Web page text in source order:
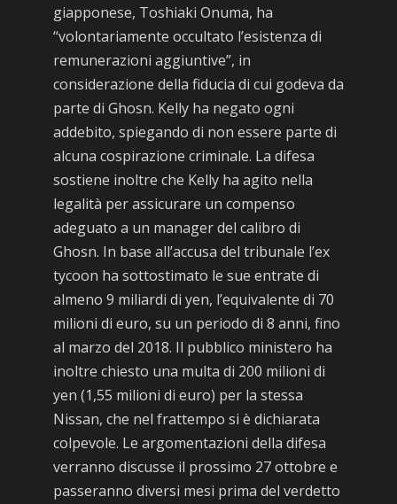
giapponese, Toshiaki Onuma, ha
“volontariamente occultato l’esistenza di
remunerazioni aggiuntive”, in
considerazione della fiducia di cui godeva da
parte di Ghosn. Kelly ha negato ogni
addebito, spiegando di non essere parte di
alcuna cospirazione criminale. La difesa
sostiene inoltre che Kelly ha agito nella
legalità per assicurare un compenso
adeguato a un manager del calibro di
Ghosn. In base all’accusa del tribunale l’ex
tycoon ha sottostimato le sue entrate di
almeno 9 miliardi di yen, l’equivalente di 70
milioni di euro, su un periodo di 8 anni, fino
al marzo del 2018. Il pubblico ministero ha
inoltre chiesto una multa di 200 milioni di
yen (1,55 milioni di euro) per la stessa
Nissan, che nel frattempo si è dichiarata
colpevole. Le argomentazioni della difesa
verranno discusse il prossimo 27 ottobre e
passeranno diversi mesi prima del verdetto